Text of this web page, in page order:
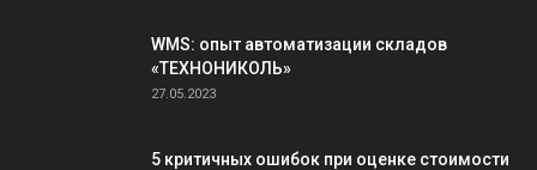
WMS: опыт автоматизации складов
«ТЕХНОНИКОЛЬ»
27.05.2023
5 критичных ошибок при оценке стоимости